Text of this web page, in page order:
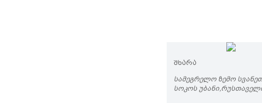
ᲨᲮᲐᲠᲐ
ᲡᲐᲛᲔᲒᲠᲔᲚᲝ ᲖᲔᲛᲝ
ᲡᲝᲙᲝᲡ